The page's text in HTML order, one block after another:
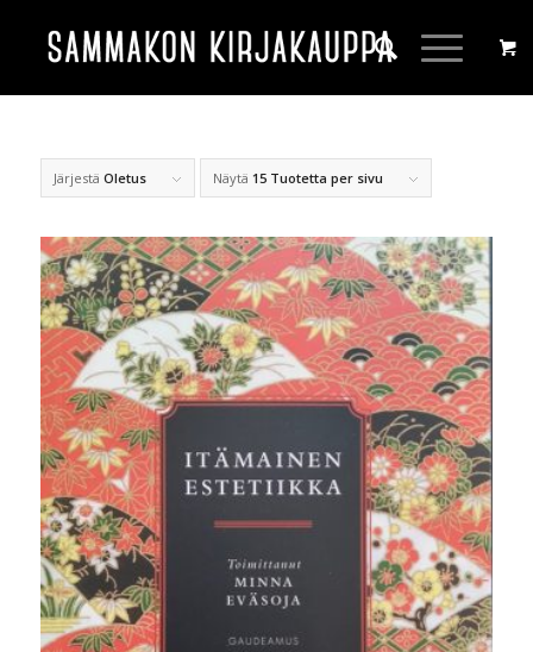
Järjestä Oletus Näytä 15 Tuotetta per sivu